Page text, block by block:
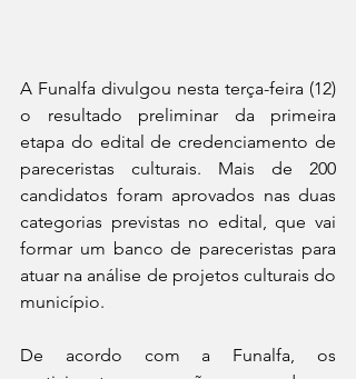
A Funalfa divulgou nesta terça-feira (12)
o resultado preliminar da primeira
etapa do edital de credenciamento de
pareceristas culturais. Mais de 200
candidatos foram aprovados nas duas
categorias previstas no edital, que vai
formar um banco de pareceristas para
atuar na análise de projetos culturais do
município.
De acordo com a Funalfa, os